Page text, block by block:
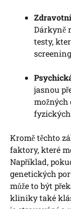
Dárkyně
testy,
‍jasnou
možných
Kromě těchto
‌faktory, které⁤
Například,
genetických
může to být
kliniky také⁣